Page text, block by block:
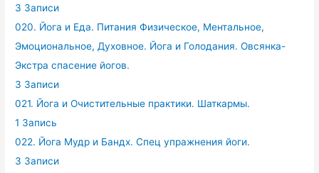
3 Записи
020. Йога и Еда. Питания Физическое, Ментальное,
Эмоциональное, Духовное. Йога и Голодания. Овсянка-
Экстра спасение йогов.
3 Записи
021. Йога и Очистительные практики. Шаткармы.
1 Запись
022. Йога Мудр и Бандх. Спец упражнения йоги.
3 Записи